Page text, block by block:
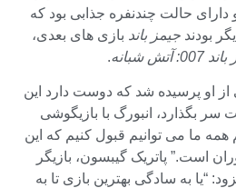
حالت چندنفره جذابی بود که
بودند جیمز باند بازی های بعدی،
آتش شبانه .
از او پرسیده شد که دوست دارد این
سر بگذارد، انبورگ با بازیگوشی
ما می توانیم قبول کنیم که این
است.” پاتریک گیبسون، بازیگر
“یا به سادگی بهترین بازی تا به